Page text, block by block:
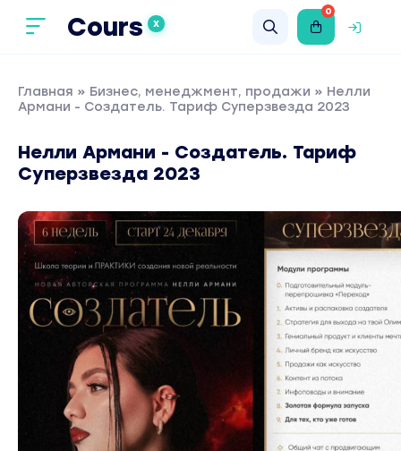
Cours X
0
Главная » Бизнес, менеджмент, продажи » Нелли
Армани - Создатель. Тариф Суперзвезда 2023
Нелли Армани - Создатель. Тариф
Суперзвезда 2023